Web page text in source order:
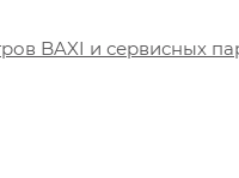
BAXI и сервисных